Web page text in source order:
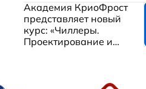
Академия КриоФрост
представляет новый
курс: «Чиллеры.
Проектирование и